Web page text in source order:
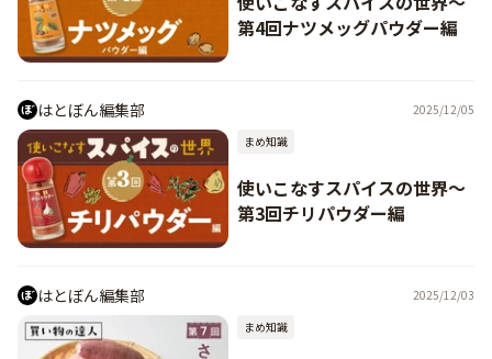
第4回ナツメッグパウダー編
はとぼん編集部
2025/12/05
まめ知識
使いこなすスパイスの世界〜
第3回チリパウダー編
はとぼん編集部
2025/12/03
まめ知識